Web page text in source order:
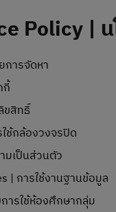
Policy |
การจัดหา
กี้
ขสิทธิ์
ช้กล้องวงจรปิด
มเป็นส่วนตัว
| การใช้งานฐานข้อมูล
ารใช้ห้องศึกษากลุ่ม